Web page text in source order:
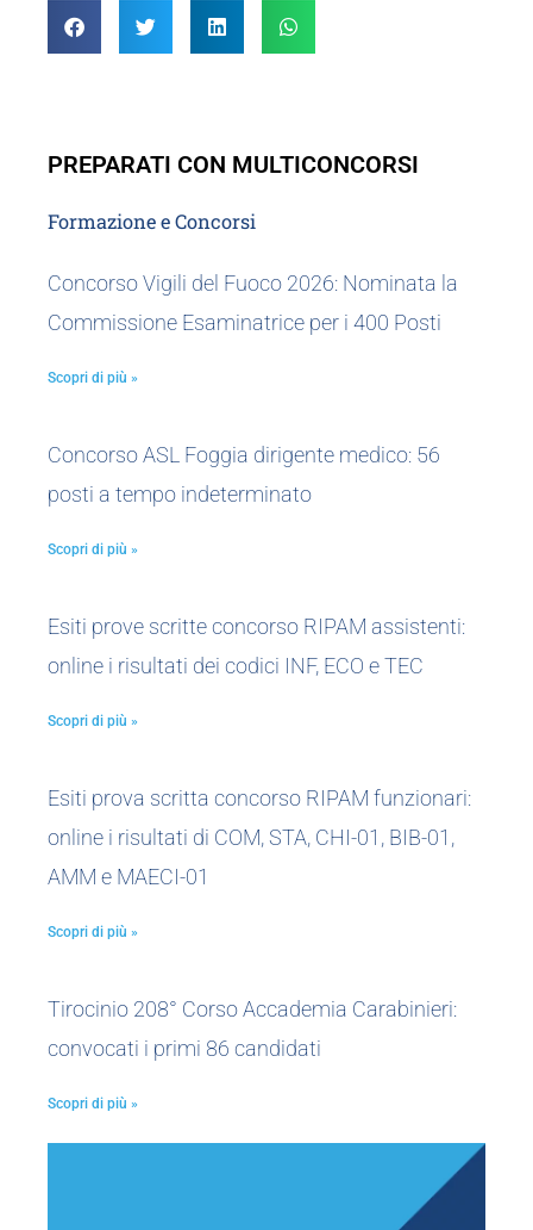
PREPARATI CON MULTICONCORSI
Formazione e Concorsi
Concorso Vigili del Fuoco 2026: Nominata la
Commissione Esaminatrice per i 400 Posti
Scopri di più »
Concorso ASL Foggia dirigente medico: 56
posti a tempo indeterminato
Scopri di più »
Esiti prove scritte concorso RIPAM assistenti:
online i risultati dei codici INF, ECO e TEC
Scopri di più »
Esiti prova scritta concorso RIPAM funzionari:
online i risultati di COM, STA, CHI-01, BIB-01,
AMM e MAECI-01
Scopri di più »
Tirocinio 208° Corso Accademia Carabinieri:
convocati i primi 86 candidati
Scopri di più »